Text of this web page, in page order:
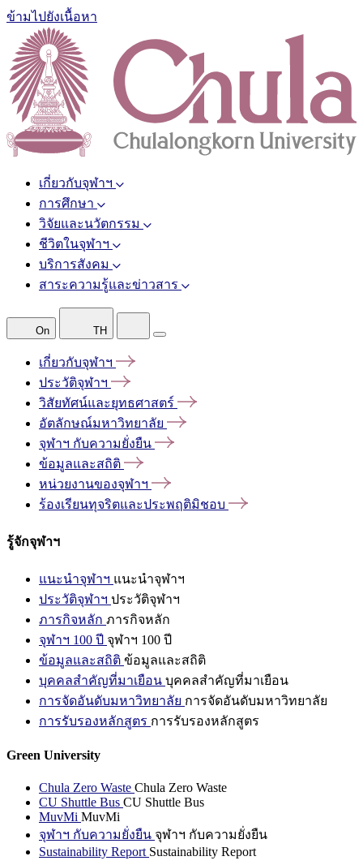
ข้ามไปยังเนื้อหา
เกี่ยวกับจุฬาฯ
การศึกษา
วิจัยและนวัตกรรม
ชีวิตในจุฬาฯ
บริการสังคม
สาระความรู้และข่าวสาร
On TH
เกี่ยวกับจุฬาฯ
ประวัติจุฬาฯ
วิสัยทัศน์และยุทธศาสตร์
อัตลักษณ์มหาวิทยาลัย
จุฬาฯ กับความยั่งยืน
ข้อมูลและสถิติ
หน่วยงานของจุฬาฯ
ร้องเรียนทุจริตและประพฤติมิชอบ
รู้จักจุฬาฯ
แนะนำจุฬาฯ แนะนำจุฬาฯ
ประวัติจุฬาฯ ประวัติจุฬาฯ
ภารกิจหลัก ภารกิจหลัก
จุฬาฯ 100 ปี จุฬาฯ 100 ปี
ข้อมูลและสถิติ ข้อมูลและสถิติ
บุคคลสำคัญที่มาเยือน บุคคลสำคัญที่มาเยือน
การจัดอันดับมหาวิทยาลัย การจัดอันดับมหาวิทยาลัย
การรับรองหลักสูตร การรับรองหลักสูตร
Green University
Chula Zero Waste Chula Zero Waste
CU Shuttle Bus CU Shuttle Bus
MuvMi MuvMi
จุฬาฯ กับความยั่งยืน จุฬาฯ กับความยั่งยืน
Sustainability Report Sustainability Report